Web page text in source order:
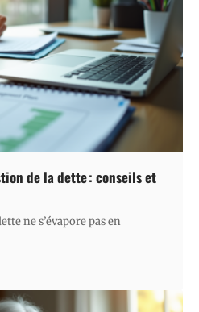
de la dette : conseils et
ne s’évapore pas en